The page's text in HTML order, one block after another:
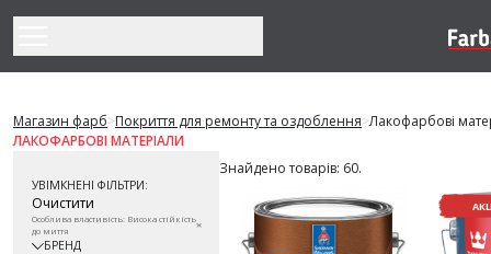
Магазин фарб>Покриття для ремонту та оздоблення>Лакофарбові
ЛАКОФАРБОВІ МАТЕРІАЛИ
УВІМКНЕНІ ФІЛЬТРИ:
Очистити
Особлива властивість: Висока стійкість
до миття
БРЕНД
Знайдено товарів: 60.